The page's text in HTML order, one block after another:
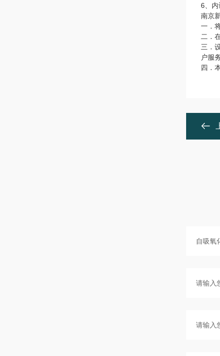
6、内
南京
一．
二．
三．
户服
四．